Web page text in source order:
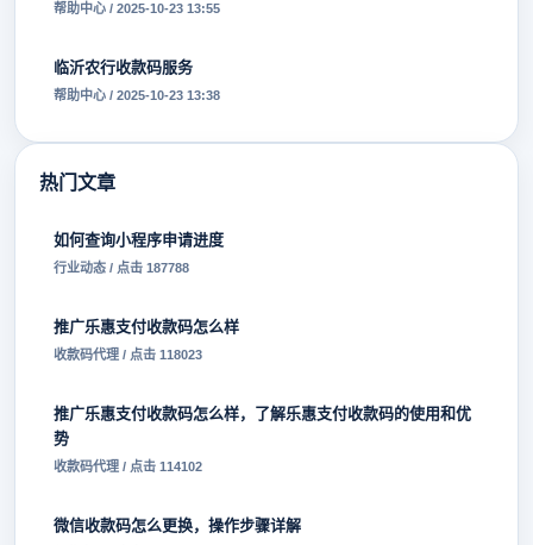
帮助中心 / 2025-10-23 13:55
临沂农行收款码服务
帮助中心 / 2025-10-23 13:38
热门文章
如何查询小程序申请进度
行业动态 / 点击 187788
推广乐惠支付收款码怎么样
收款码代理 / 点击 118023
推广乐惠支付收款码怎么样，了解乐惠支付收款码的使用和优
势
收款码代理 / 点击 114102
微信收款码怎么更换，操作步骤详解